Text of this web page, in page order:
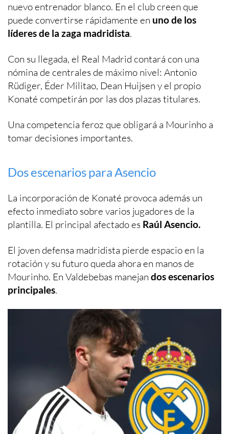
nuevo entrenador blanco. En el club creen que
puede convertirse rápidamente en uno de los
líderes de la zaga madridista.
Con su llegada, el Real Madrid contará con una
nómina de centrales de máximo nivel: Antonio
Rüdiger, Éder Militao, Dean Huijsen y el propio
Konaté competirán por las dos plazas titulares.
Una competencia feroz que obligará a Mourinho a
tomar decisiones importantes.
Dos escenarios para Asencio
La incorporación de Konaté provoca además un
efecto inmediato sobre varios jugadores de la
plantilla. El principal afectado es Raúl Asencio.
El joven defensa madridista pierde espacio en la
rotación y su futuro queda ahora en manos de
Mourinho. En Valdebebas manejan dos escenarios
principales.